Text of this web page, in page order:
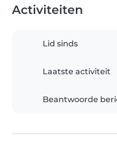
Activiteiten
Lid sinds
Laatste activiteit
Beantwoorde